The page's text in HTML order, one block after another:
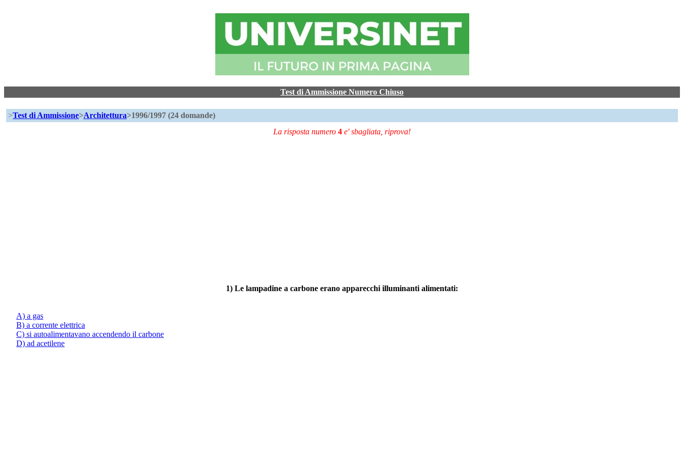
Test di Ammissione Numero Chiuso
>Test di Ammissione>Architettura>1996/1997 (24 domande)
La risposta numero 4 e' sbagliata, riprova!
1) Le lampadine a carbone erano apparecchi illuminanti alimentati:
A) a gas
B) a corrente elettrica
C) si autoalimentavano accendendo il carbone
D) ad acetilene